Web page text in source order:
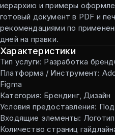
иерархию и примеры
готовый документ в PDF и
рекомендациями по
дней на правки.
Характеристики
Тип услуги: Разработка
Платформа / Инструмент:
Figma
Категория: Брендинг, Дизайн
Условия предоставления:
Входящие элементы:
Количество страниц